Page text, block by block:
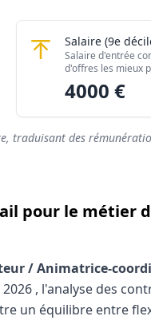
coordinatrice de
Montant
1900 €
4000 €
coordinatrice de
Salaire(9e
Salaire d'entrée
d'offres les mieux
4000 €
traduisant des
pour le
/ Animatrice-
2026 , l'analyse des
un équilibre entre